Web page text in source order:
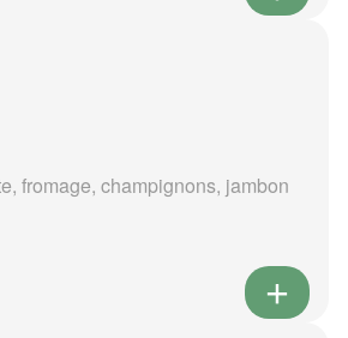
fromage, champignons, jambon